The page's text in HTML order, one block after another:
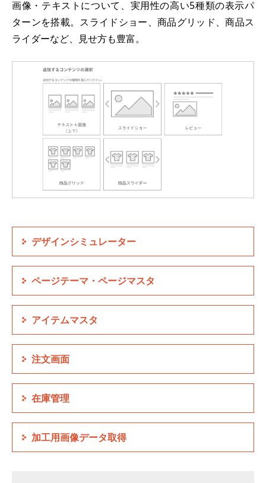
画像・テキストについて、実用性の高い5種類の表示パ
ターンを搭載。スライドショー、商品グリッド、商品ス
ライダーなど、見せ方も豊富。
デザインシミュレーター
ページテーマ・ページマスタ
アイテムマスタ
注文画面
在庫管理
加工用画像データ取得